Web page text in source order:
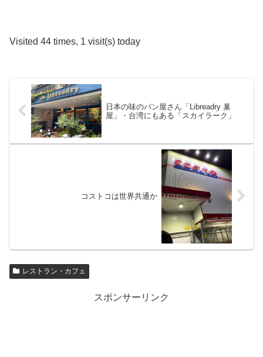
Visited 44 times, 1 visit(s) today
日本の味のパン屋さん「Libreadry 巢
屋」・台湾にもある「スカイラーク」
コストコは世界共通か
レストラン・カフェ
スポンサーリンク